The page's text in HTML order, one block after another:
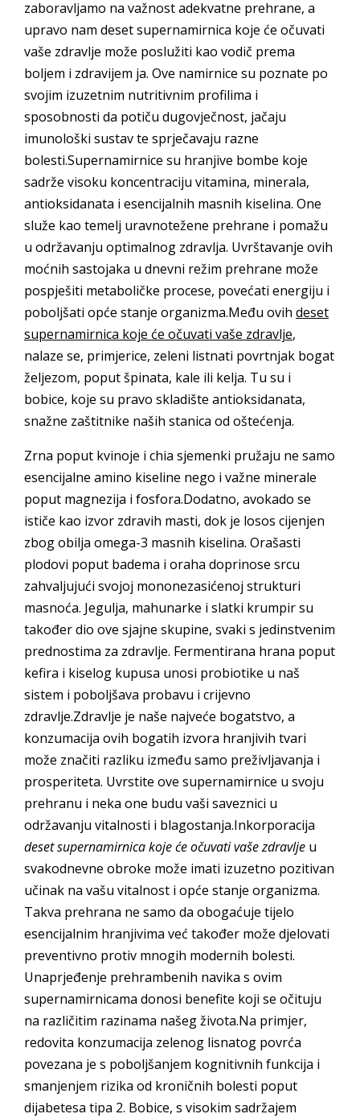
zaboravljamo na važnost adekvatne prehrane, a
upravo nam deset supernamirnica koje će očuvati
vaše zdravlje može poslužiti kao vodič prema
boljem i zdravijem ja. Ove namirnice su poznate po
svojim izuzetnim nutritivnim profilima i
sposobnosti da potiču dugovječnost, jačaju
imunološki sustav te sprječavaju razne
bolesti.Supernamirnice su hranjive bombe koje
sadrže visoku koncentraciju vitamina, minerala,
antioksidanata i esencijalnih masnih kiselina. One
služe kao temelj uravnotežene prehrane i pomažu
u održavanju optimalnog zdravlja. Uvrštavanje ovih
moćnih sastojaka u dnevni režim prehrane može
pospješiti metaboličke procese, povećati energiju i
poboljšati opće stanje organizma.Među ovih deset
supernamirnica koje će očuvati vaše zdravlje,
nalaze se, primjerice, zeleni listnati povrtnjak bogat
željezom, poput špinata, kale ili kelja. Tu su i
bobice, koje su pravo skladište antioksidanata,
snažne zaštitnike naših stanica od oštećenja.
Zrna poput kvinoje i chia sjemenki pružaju ne samo
esencijalne amino kiseline nego i važne minerale
poput magnezija i fosfora.Dodatno, avokado se
ističe kao izvor zdravih masti, dok je losos cijenjen
zbog obilja omega-3 masnih kiselina. Orašasti
plodovi poput badema i oraha doprinose srcu
zahvaljujući svojoj mononezasićenoj strukturi
masnoća. Jegulja, mahunarke i slatki krumpir su
također dio ove sjajne skupine, svaki s jedinstvenim
prednostima za zdravlje. Fermentirana hrana poput
kefira i kiselog kupusa unosi probiotike u naš
sistem i poboljšava probavu i crijevno
zdravlje.Zdravlje je naše najveće bogatstvo, a
konzumacija ovih bogatih izvora hranjivih tvari
može značiti razliku između samo preživljavanja i
prosperiteta. Uvrstite ove supernamirnice u svoju
prehranu i neka one budu vaši saveznici u
održavanju vitalnosti i blagostanja.Inkorporacija
deset supernamirnica koje će očuvati vaše zdravlje u
svakodnevne obroke može imati izuzetno pozitivan
učinak na vašu vitalnost i opće stanje organizma.
Takva prehrana ne samo da obogaćuje tijelo
esencijalnim hranjivima već također može djelovati
preventivno protiv mnogih modernih bolesti.
Unaprjeđenje prehrambenih navika s ovim
supernamirnicama donosi benefite koji se očituju
na različitim razinama našeg života.Na primjer,
redovita konzumacija zelenog lisnatog povrća
povezana je s poboljšanjem kognitivnih funkcija i
smanjenjem rizika od kroničnih bolesti poput
dijabetesa tipa 2. Bobice, s visokim sadržajem